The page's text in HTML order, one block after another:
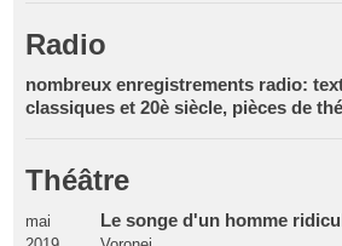
Radio
nombreux enregistrements radio:
classiques et 20è siècle, pièces de
Théâtre
mai
Le songe d'un homme